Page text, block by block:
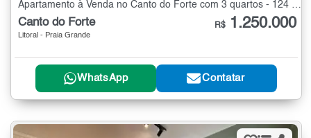
Canto do Forte
Litoral - Praia Grande
R$ 1.250.000
WhatsApp Contatar